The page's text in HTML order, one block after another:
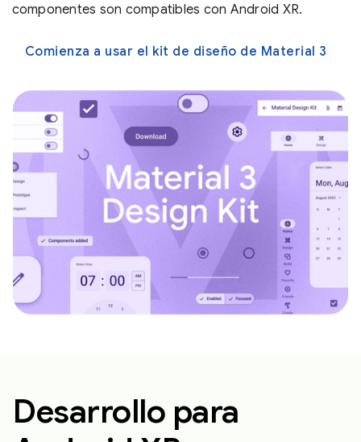
componentes son compatibles con Android XR.
Comienza a usar el kit de diseño de Material 3
Desarrollo para